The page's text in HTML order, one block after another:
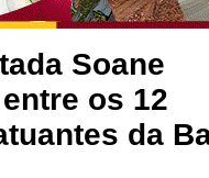
Soane
os 12
da